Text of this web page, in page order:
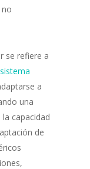
se refiere a
sistema
a
una
capacidad
de